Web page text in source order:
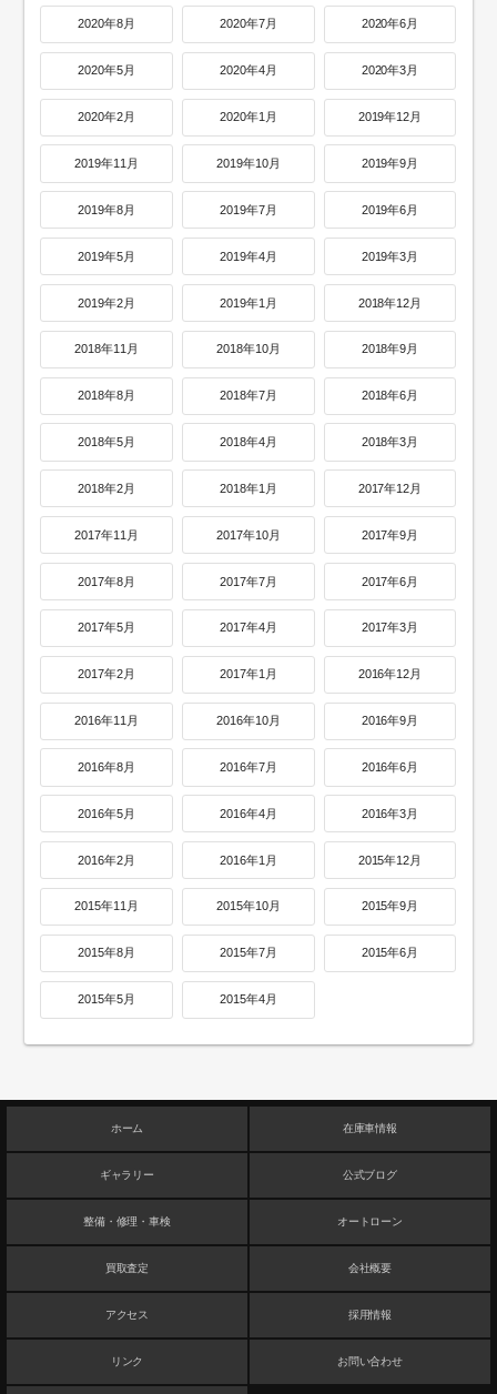
2020年8月 2020年7月 2020年6月
2020年5月 2020年4月 2020年3月
2020年2月 2020年1月 2019年12月
2019年11月 2019年10月 2019年9月
2019年8月 2019年7月 2019年6月
2019年5月 2019年4月 2019年3月
2019年2月 2019年1月 2018年12月
2018年11月 2018年10月 2018年9月
2018年8月 2018年7月 2018年6月
2018年5月 2018年4月 2018年3月
2018年2月 2018年1月 2017年12月
2017年11月 2017年10月 2017年9月
2017年8月 2017年7月 2017年6月
2017年5月 2017年4月 2017年3月
2017年2月 2017年1月 2016年12月
2016年11月 2016年10月 2016年9月
2016年8月 2016年7月 2016年6月
2016年5月 2016年4月 2016年3月
2016年2月 2016年1月 2015年12月
2015年11月 2015年10月 2015年9月
2015年8月 2015年7月 2015年6月
2015年5月 2015年4月
ホーム 在庫車情報
ギャラリー 公式ブログ
整備・修理・車検 オートローン
買取査定 会社概要
アクセス 採用情報
リンク お問い合わせ